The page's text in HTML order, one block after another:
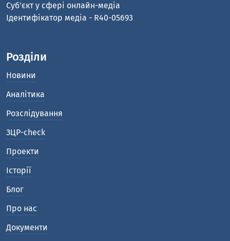
Cуб'єкт у сфері онлайн-медіа
Ідентифікатор медіа - R40-05693
Розділи
Новини
Аналітика
Розслідування
ЗЦР-check
Проекти
Історії
Блог
Про нас
Документи